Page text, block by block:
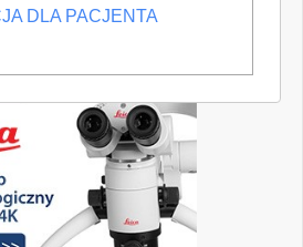
DLA PACJENTA